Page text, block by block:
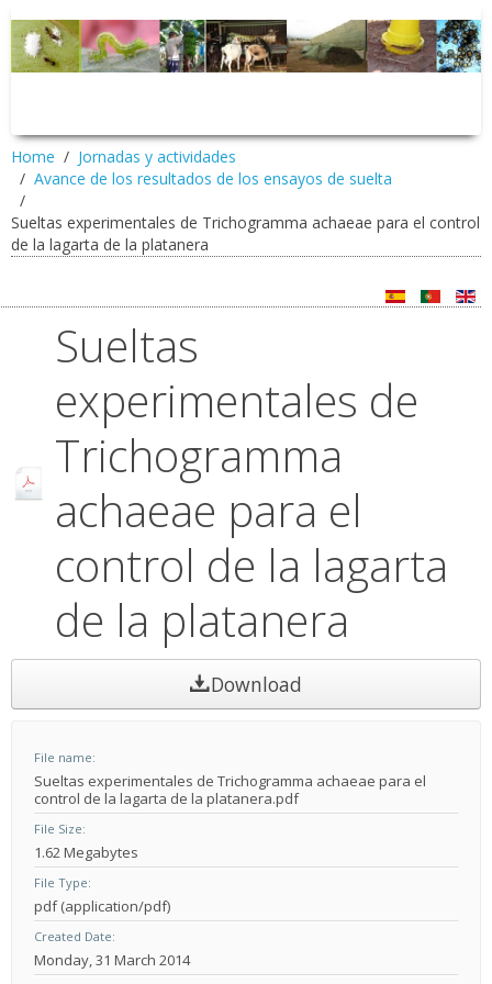
Home
Jornadas y actividades
Avance de los resultados de los ensayos de suelta
Sueltas experimentales de Trichogramma achaeae para el control
de la lagarta de la platanera
Sueltas
experimentales de
Trichogramma
achaeae para el
control de la lagarta
de la platanera
Download
File name
Sueltas experimentales de Trichogramma achaeae para el
control de la lagarta de la platanera.pdf
File Size
1.62 Megabytes
File Type
pdf (application/pdf)
Created Date
Monday, 31 March 2014